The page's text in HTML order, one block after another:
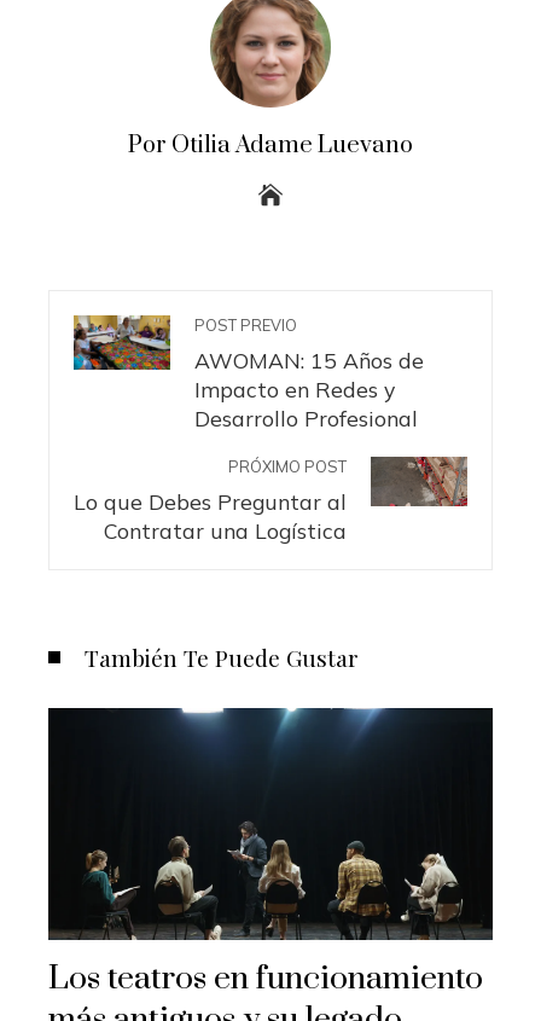
Por Otilia Adame Luevano
POST PREVIO
AWOMAN: 15 Años de
Impacto en Redes y
Desarrollo Profesional
PRÓXIMO POST
Lo que Debes Preguntar al
Contratar una Logística
También Te Puede Gustar
Los teatros en funcionamiento